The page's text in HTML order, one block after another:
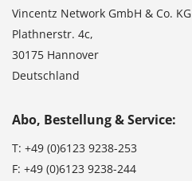
Vincentz Network GmbH & Co. KG
Plathnerstr. 4c,
30175 Hannover
Deutschland
Abo, Bestellung & Service:
T: +49 (0)6123 9238-253
F: +49 (0)6123 9238-244